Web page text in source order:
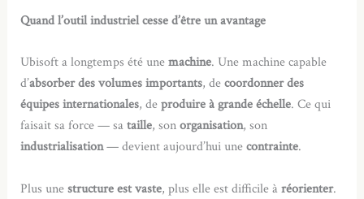
Quand l’outil industriel cesse d’être un avantage
Ubisoft a longtemps été unemachine. Une machine capable
d’absorber des volumes importants, decoordonner des
équipes internationales, deproduire à grande échelle. Ce qui
faisait sa force — sataille, sonorganisation, son
industrialisation— devient aujourd’hui unecontrainte.
Plus unestructure est vaste, plus elle est difficile àréorienter.